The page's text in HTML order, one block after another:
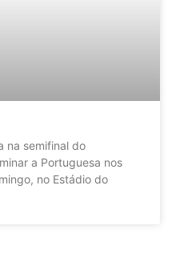
na semifinal do
a Portuguesa nos
no Estádio do